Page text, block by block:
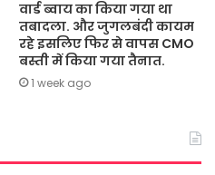
वार्ड ब्वाय का किया गया था
तबादला. और जुगलबंदी कायम
रहे इसलिए फिर से वापस CMO
बस्ती में किया गया तैनात.
1 week ago